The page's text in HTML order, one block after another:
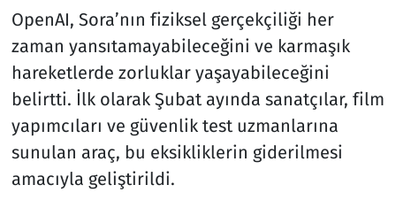
OpenAI, Sora’nın fiziksel gerçekçiliği her
zaman yansıtamayabileceğini ve karmaşık
hareketlerde zorluklar yaşayabileceğini
belirtti. İlk olarak Şubat ayında sanatçılar, film
yapımcıları ve güvenlik test uzmanlarına
sunulan araç, bu eksikliklerin giderilmesi
amacıyla geliştirildi.